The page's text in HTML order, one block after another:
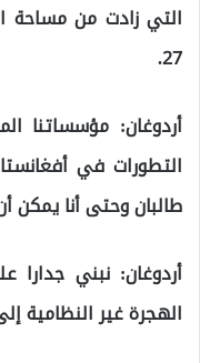
27.
أردوغان: مؤسساتنا
التطورات في
طالبان وحتى أنا يمكن
أردوغان: نبني جدارا
الهجرة غير النظامية